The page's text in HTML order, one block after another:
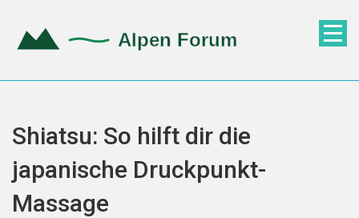
Shiatsu: So hilft dir die
japanische Druckpunkt-
Massage